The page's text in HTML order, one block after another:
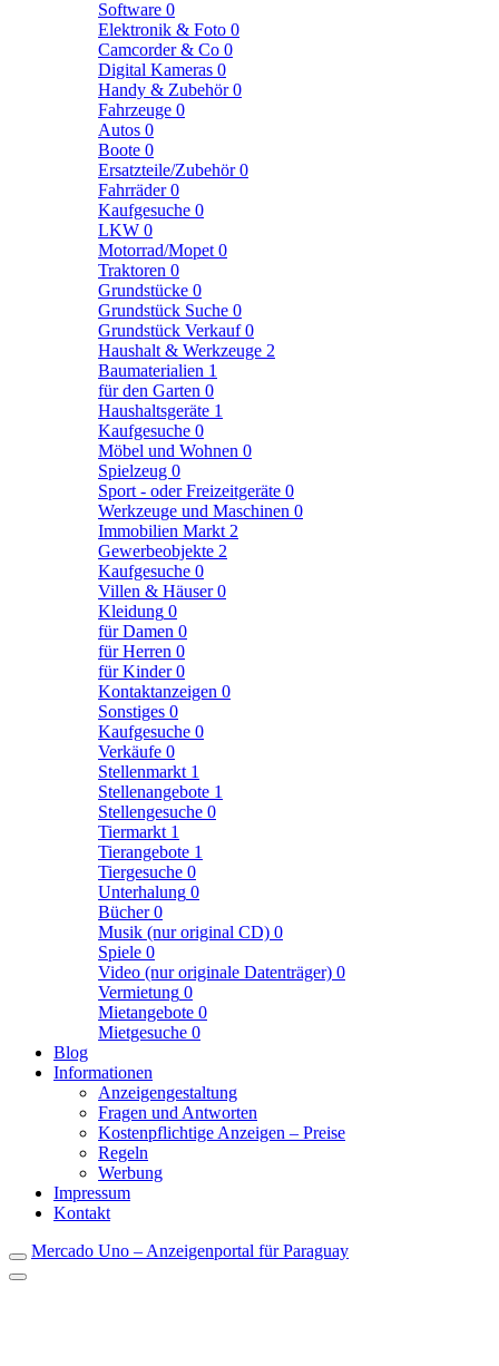
Software 0
Elektronik & Foto 0
Camcorder & Co 0
Digital Kameras 0
Handy & Zubehör0
Fahrzeuge 0
Autos 0
Boote 0
Ersatzteile/Zubehör0
Fahrräder0
Kaufgesuche 0
LKW 0
Motorrad/Mopet 0
Traktoren 0
Grundstücke 0
Grundstück Suche 0
Grundstück Verkauf0
Haushalt & Werkzeuge 2
Baumaterialien 1
für den Garten 0
Haushaltsgeräte 1
Kaufgesuche 0
Möbel und Wohnen 0
Spielzeug 0
Sport - oder Freizeitgeräte 0
Werkzeuge und Maschinen 0
Immobilien Markt 2
Gewerbeobjekte 2
Kaufgesuche 0
Villen & Häuser0
Kleidung 0
für Damen 0
für Herren 0
für Kinder0
Kontaktanzeigen 0
Sonstiges 0
Kaufgesuche 0
Verkäufe 0
Stellenmarkt 1
Stellenangebote 1
Stellengesuche 0
Tiermarkt 1
Tierangebote 1
Tiergesuche 0
Unterhalung 0
Bücher0
Musik (nur original CD) 0
Spiele 0
Video (nur originale Datenträger) 0
Vermietung 0
Mietangebote 0
Mietgesuche 0
Blog
Informationen
Anzeigengestaltung
Fragen und Antworten
Kostenpflichtige Anzeigen – Preise
Regeln
Werbung
Impressum
Kontakt
Mercado Uno – Anzeigenportal für Paraguay